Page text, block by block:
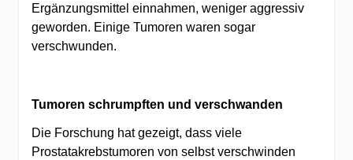
Ergänzungsmittel einnahmen, weniger aggressiv
geworden. Einige Tumoren waren sogar
verschwunden.
Tumoren schrumpften und verschwanden
Die Forschung hat gezeigt, dass viele
Prostatakrebstumoren von selbst verschwinden